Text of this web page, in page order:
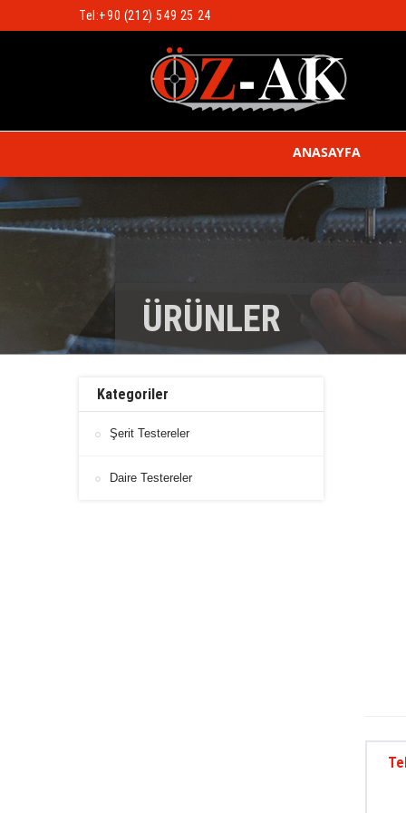
Tel:+90 (212) 549 25 24
ANASAYFA
ÜRÜNLER
Kategoriler
Şerit Testereler
Daire Testereler